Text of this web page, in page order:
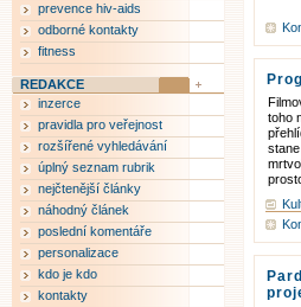
toho
prevence hiv-aids
odborné kontakty
fitness
REDAKCE
inzerce
pravidla pro veřejnost
rozšířené vyhledávání
úplný seznam rubrik
nejčtenější články
náhodný článek
poslední komentáře
personalizace
kdo je kdo
kontakty